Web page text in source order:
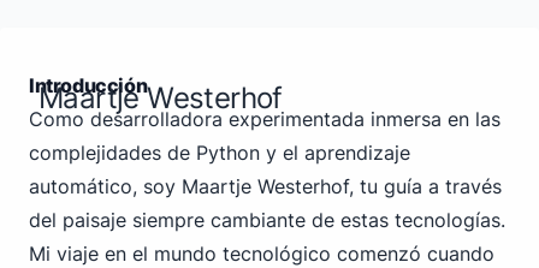
Introducción
Maartje Westerhof
Como desarrolladora experimentada inmersa en las
complejidades de Python y el aprendizaje
automático, soy Maartje Westerhof, tu guía a través
del paisaje siempre cambiante de estas tecnologías.
Mi viaje en el mundo tecnológico comenzó cuando